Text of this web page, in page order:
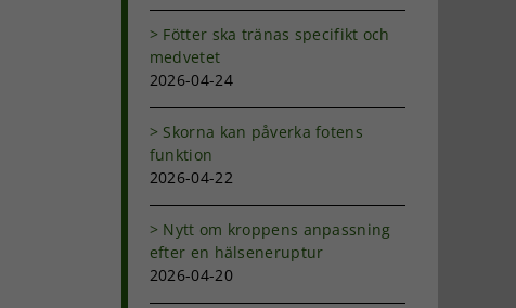
Fötter ska tränas specifikt och
medvetet
2026-04-24
Skorna kan påverka fotens
funktion
2026-04-22
Nytt om kroppens anpassning
efter en hälseneruptur
2026-04-20